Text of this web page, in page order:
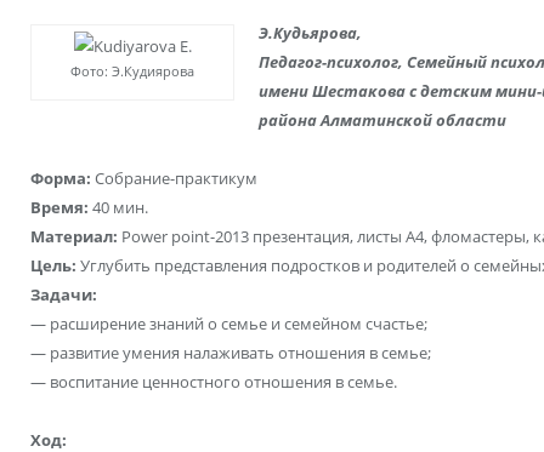
Фото: Э.Кудиярова
Э.Кудьярова,
Педагог-психолог, Семейный
имени Шестаковас детским
района Алматинской области
Форма: Собрание-практикум
Время: 40 мин.
Материал: Power point-2013 презентация, листы А4, фломастеры,
Цель: Углубить представления подростков и родителей о
Задачи:
— расширение знаний о семье и семейном счастье;
— развитие умения налаживать отношения в семье;
— воспитание ценностного отношения в семье.
Ход: